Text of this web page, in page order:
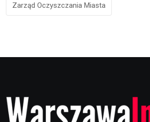
Zarząd Oczyszczania Miasta